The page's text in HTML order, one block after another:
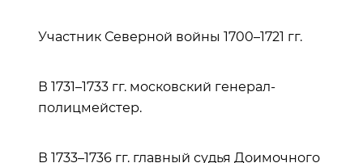
Участник Северной войны 1700–1721 гг.
В 1731–1733 гг. московский генерал-
полицмейстер.
В 1733–1736 гг. главный судья Доимочного